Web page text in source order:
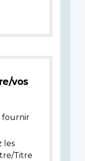
vos
fournir
les
Titre